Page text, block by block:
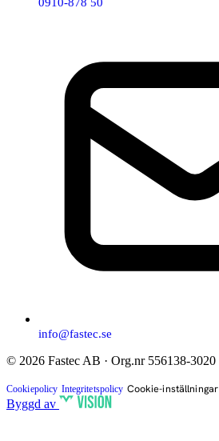
info@fastec.se
© 2026 Fastec AB · Org.nr 556138-3020
Cookiepolicy Integritetspolicy Cookie-inställningar
Byggd av